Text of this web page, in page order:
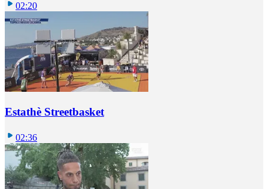
02:20
Estathè Streetbasket
02:36